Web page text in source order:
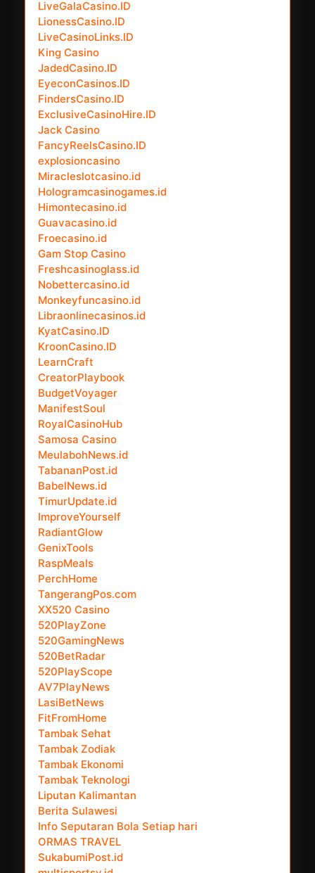
LiveGalaCasino.ID
LionessCasino.ID
LiveCasinoLinks.ID
King Casino
JadedCasino.ID
EyeconCasinos.ID
FindersCasino.ID
ExclusiveCasinoHire.ID
Jack Casino
FancyReelsCasino.ID
explosioncasino
Miracleslotcasino.id
Hologramcasinogames.id
Himontecasino.id
Guavacasino.id
Froecasino.id
Gam Stop Casino
Freshcasinoglass.id
Nobettercasino.id
Monkeyfuncasino.id
Libraonlinecasinos.id
KyatCasino.ID
KroonCasino.ID
LearnCraft
CreatorPlaybook
BudgetVoyager
ManifestSoul
RoyalCasinoHub
Samosa Casino
MeulabohNews.id
TabananPost.id
BabelNews.id
TimurUpdate.id
ImproveYourself
RadiantGlow
GenixTools
RaspMeals
PerchHome
TangerangPos.com
XX520 Casino
520PlayZone
520GamingNews
520BetRadar
520PlayScope
AV7PlayNews
LasiBetNews
FitFromHome
Tambak Sehat
Tambak Zodiak
Tambak Ekonomi
Tambak Teknologi
Liputan Kalimantan
Berita Sulawesi
Info Seputaran Bola Setiap hari
ORMAS TRAVEL
SukabumiPost.id